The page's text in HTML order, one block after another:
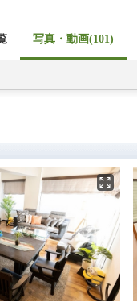
写真・動画(101)